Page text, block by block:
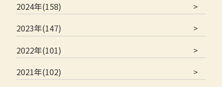
2024年(158)
2023年(147)
2022年(101)
2021年(102)